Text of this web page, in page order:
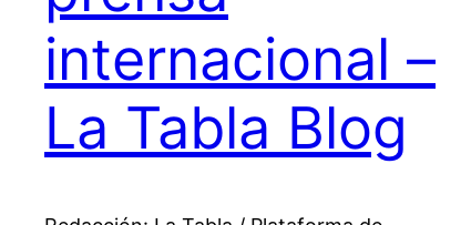
internacional –
La Tabla Blog